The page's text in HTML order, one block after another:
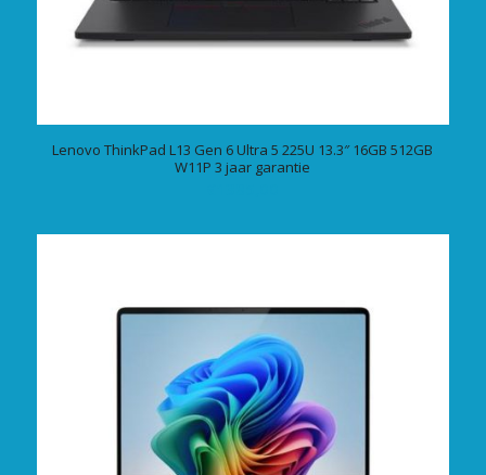
Lenovo ThinkPad L13 Gen 6 Ultra 5 225U 13.3″ 16GB 512GB
W11P 3 jaar garantie